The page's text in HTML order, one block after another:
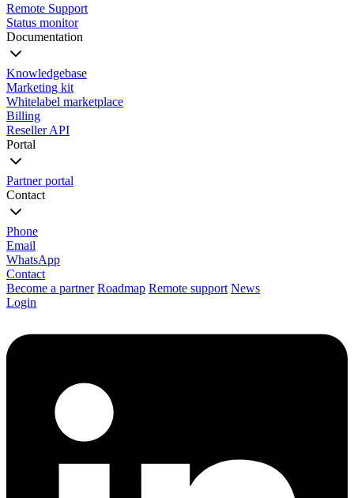
Remote Support
Status monitor
Documentation
Knowledgebase
Marketing kit
Whitelabel marketplace
Billing
Reseller API
Portal
Partner portal
Contact
Phone
Email
WhatsApp
Contact
Become a partner Roadmap Remote support News
Login